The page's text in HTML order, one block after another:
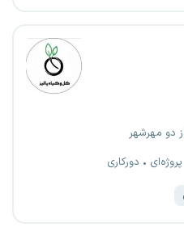
پروژه‌ای دورکاری